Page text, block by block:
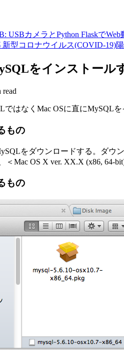
USBカメラとPython Flaskで
新型コロナウイルス(COVID-19)
をインストール
read
ではなくMac OSに直にMySQL
もの
をダウンロードする。ダウ
＜Mac OS X ver. XX.X (x86, 64-
もの